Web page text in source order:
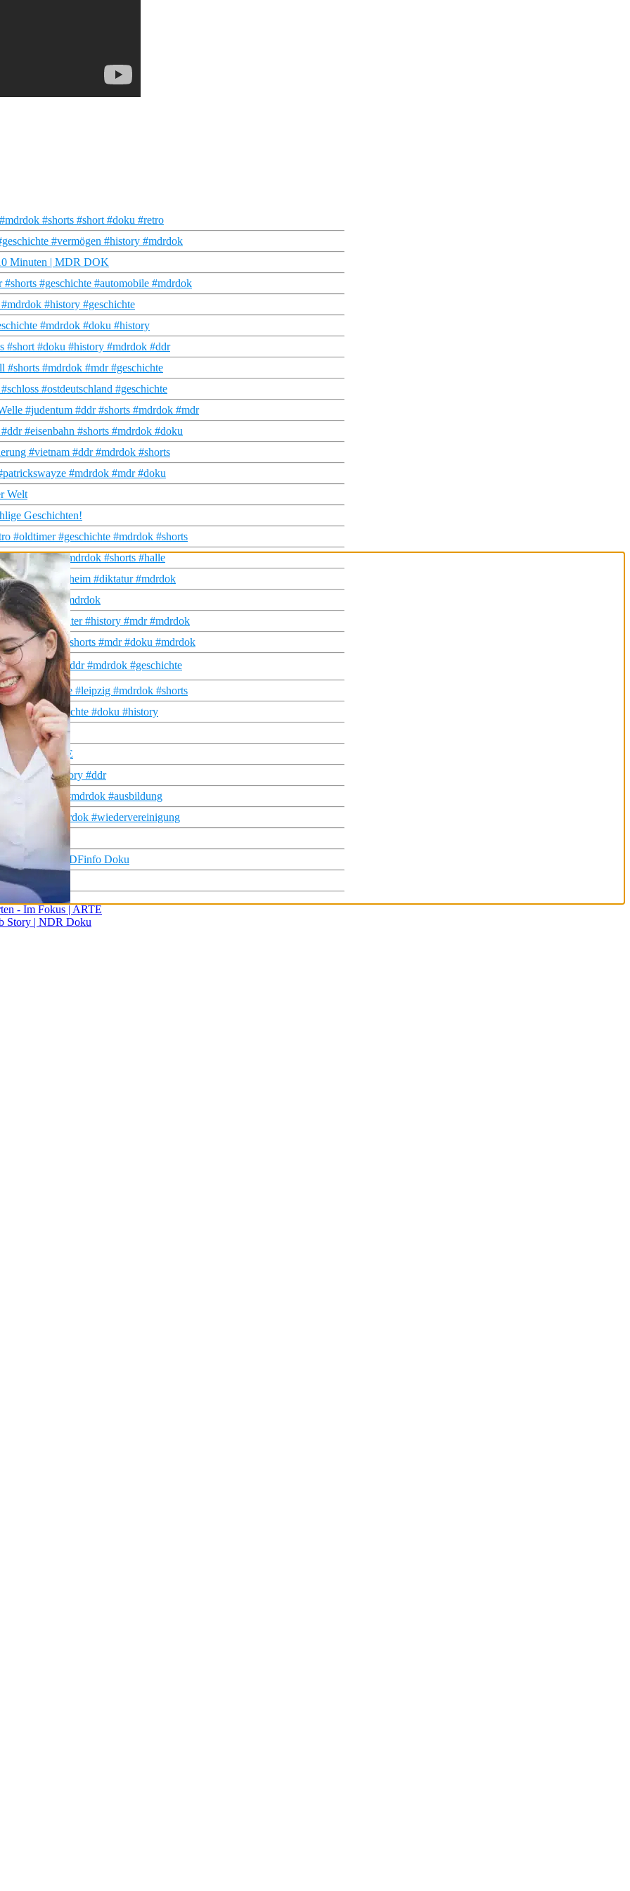
#shorts #short #doku #retro
#vermögen #history #mdrdok
Minuten | MDR DOK
#geschichte #automobile #mdrdok
#history #geschichte
#mdrdok #doku #history
#short #doku #history #mdrdok #ddr
#mdrdok #mdr #geschichte
#ostdeutschland #geschichte
#judentum #ddr #shorts #mdrdok #mdr
#eisenbahn #shorts #mdrdok #doku
#vietnam #ddr #mdrdok #shorts
#mdrdok #mdr #doku
Welt
Geschichten!
#oldtimer #geschichte #mdrdok #shorts
#geschichte #mdrdok #shorts #halle
#short #geheim #diktatur #mdrdok
#short #mdr #mdrdok
#shorts #winter #history #mdr #mdrdok
#geschichte #shorts #mdr #doku #mdrdok
#shorts #ddr #mdrdok #geschichte
#geschichte #leipzig #mdrdok #shorts
#geschichte #doku #history
Fokus | ARTE
#retro #history #ddr
#history #mdrdok #ausbildung
#history #mdrdok #wiedervereinigung
beeinflusst | ZDFinfo Doku
| ARTE
- Im Fokus | ARTE
Story | NDR Doku